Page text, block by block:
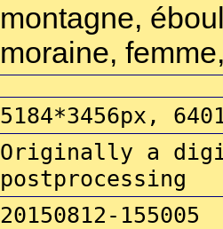
montagne,
moraine,
5184*3456px,
Originally a
postprocessing
20150812-155005